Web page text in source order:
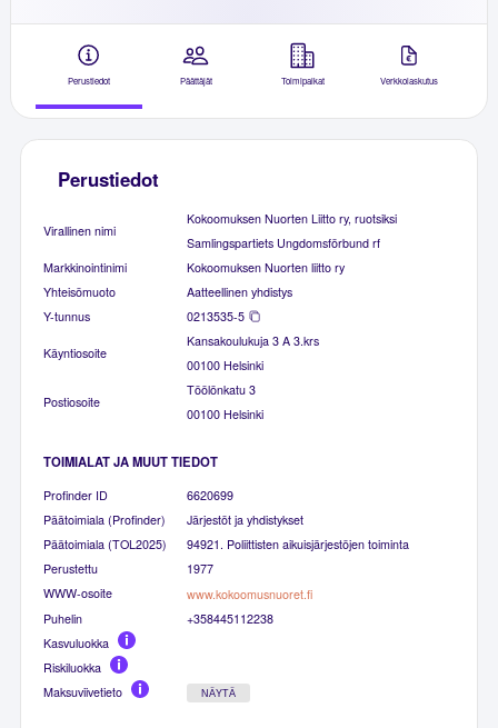
Perustiedot Päättäjät Toimipaikat Verkkolaskutus
Perustiedot
Virallinen nimi
Kokoomuksen Nuorten Liitto ry, ruotsiksi
Samlingspartiets Ungdomsförbund rf
Markkinointinimi
Kokoomuksen Nuorten liitto ry
Yhteisömuoto
Aatteellinen yhdistys
Y-tunnus
0213535-5
Käyntiosoite
Kansakoulukuja 3 A 3.krs
00100 Helsinki
Postiosoite
Töölönkatu 3
00100 Helsinki
TOIMIALAT JA MUUT TIEDOT
Profinder ID
6620699
Päätoimiala (Profinder)
Järjestöt ja yhdistykset
Päätoimiala (TOL2025)
94921. Poliittisten aikuisjärjestöjen toiminta
Perustettu
1977
WWW-osoite
www.kokoomusnuoret.fi
Puhelin
+358445112238
Kasvuluokka
Riskiluokka
Maksuviivetieto
NÄYTÄ